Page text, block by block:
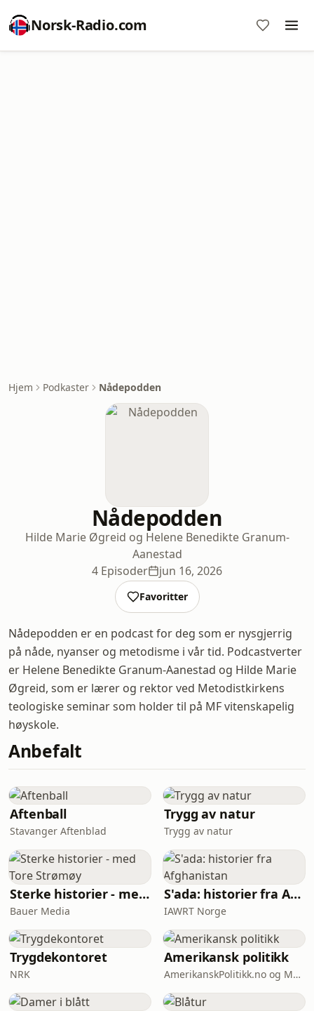
Norsk-Radio.com
Hjem Podkaster Nådepodden
Nådepodden
Hilde Marie Øgreid og Helene Benedikte Granum-
Aanestad
4 Episoder
jun 16, 2026
Favoritter
Nådepodden er en podcast for deg som er nysgjerrig
på nåde, nyanser og metodisme i vår tid. Podcastverter
er Helene Benedikte Granum-Aanestad og Hilde Marie
Øgreid, som er lærer og rektor ved Metodistkirkens
teologiske seminar som holder til på MF vitenskapelig
høyskole.
Anbefalt
Aftenball
Stavanger Aftenblad
Trygg av natur
Trygg av natur
Sterke historier - med Tore Strømøy
Bauer Media
S'ada: historier fra Afghanistan
IAWRT Norge
Trygdekontoret
NRK
Amerikansk politikk
AmerikanskPolitikk.no og Moderne Media